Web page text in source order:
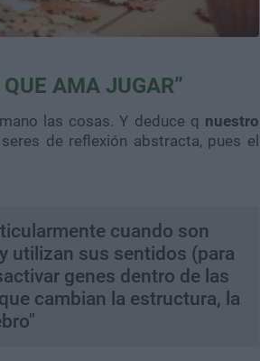
AMA JUGAR”
las cosas. Y deduce q nuestro
de reflexión abstracta, pues el
cuando son
utilizan sus sentidos (para
genes dentro de las
cambian la estructura, la